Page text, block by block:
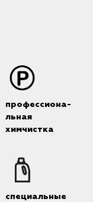
профессиона-
льная
химчистка
специальные